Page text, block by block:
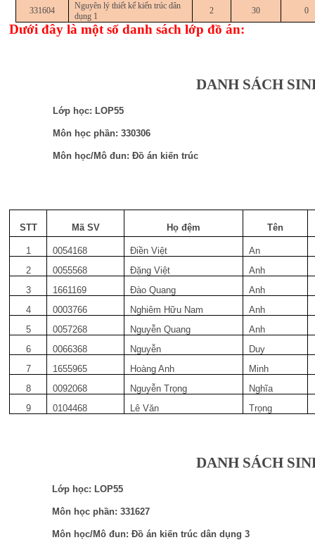
331604
Nguyên lý thiết kế kiến trúc dân
dụng 1
2 30 0
Dưới đây là một số danh sách lớp đồ án:
DANH SÁCH
Lớp học: LOP55
Môn học phần: 330306
Môn học/Mô đun: Đồ án kiến trúc
STT Mã SV Họ đệm Tên
1 0054168 Điền Việt
An
2
0055568 Đặng Việt
Anh
3
1661169 Đào Quang
Anh
4
0003766 Nghiêm Hữu Nam
Anh
5
0057268 Nguyễn Quang
Anh
6
0066368 Nguyễn
Duy
7
1655965 Hoàng Anh
Minh
8
0092068 Nguyễn Trọng
Nghĩa
9
0104468 Lê Văn Trọng
DANH SÁCH
Lớp học: LOP55
Môn học phần: 331627
Môn học/Mô đun: Đồ án kiến trúc dân dụng 3